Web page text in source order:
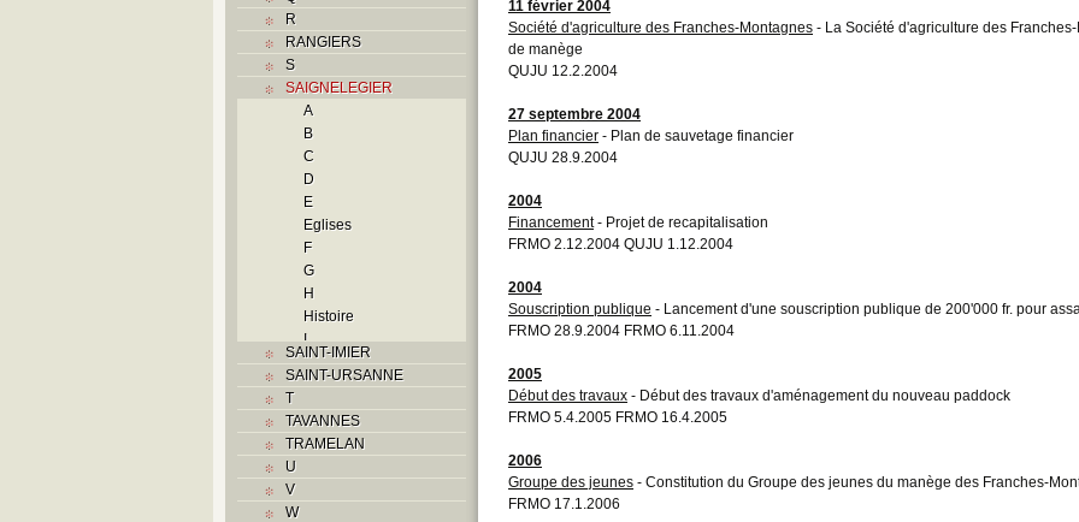
R
RANGIERS
S
SAIGNELEGIER
A
B
C
D
E
Eglises
F
G
H
Histoire
I
L
M
P
Problème jurassien
SAINT-IMIER
SAINT-URSANNE
T
TAVANNES
TRAMELAN
U
V
W
11 février 2004
Société d'agriculture des Franches-Montagnes - La Société d'agriculture des
de manège
QUJU 12.2.2004
27 septembre 2004
Plan financier - Plan de sauvetage financier
QUJU 28.9.2004
2004
Financement- Projet de recapitalisation
FRMO 2.12.2004 QUJU 1.12.2004
2004
Souscription publique - Lancement d'une souscription publique de 200'000 fr. pour
FRMO 28.9.2004 FRMO 6.11.2004
2005
Début des travaux - Début des travaux d'aménagement du nouveau paddock
FRMO 5.4.2005 FRMO 16.4.2005
2006
Groupe des jeunes - Constitution du Groupe des jeunes du manège des Franches-
FRMO 17.1.2006